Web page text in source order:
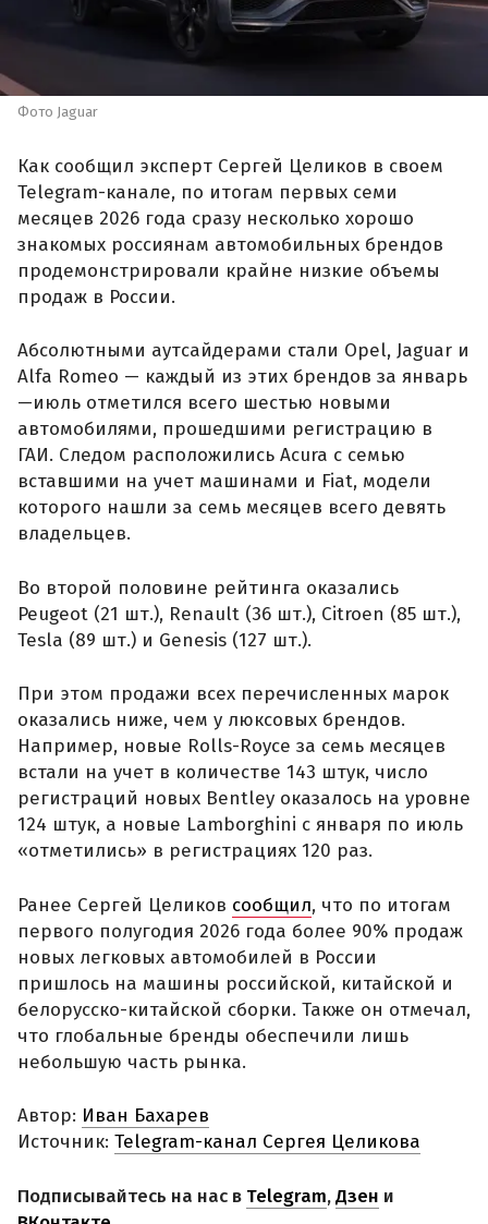
Фото Jaguar
Как сообщил эксперт Сергей Целиков в своем
Telegram-канале, по итогам первых семи
месяцев 2026 года сразу несколько хорошо
знакомых россиянам автомобильных брендов
продемонстрировали крайне низкие объемы
продаж в России.
Абсолютными аутсайдерами стали Opel, Jaguar и
Alfa Romeo — каждый из этих брендов за январь
—июль отметился всего шестью новыми
автомобилями, прошедшими регистрацию в
ГАИ. Следом расположились Acura с семью
вставшими на учет машинами и Fiat, модели
которого нашли за семь месяцев всего девять
владельцев.
Во второй половине рейтинга оказались
Peugeot (21 шт.), Renault (36 шт.), Citroen (85 шт.),
Tesla (89 шт.) и Genesis (127 шт.).
При этом продажи всех перечисленных марок
оказались ниже, чем у люксовых брендов.
Например, новые Rolls-Royce за семь месяцев
встали на учет в количестве 143 штук, число
регистраций новых Bentley оказалось на уровне
124 штук, а новые Lamborghini с января по июль
«отметились» в регистрациях 120 раз.
Ранее Сергей Целиков сообщил, что по итогам
первого полугодия 2026 года более 90% продаж
новых легковых автомобилей в России
пришлось на машины российской, китайской и
белорусско-китайской сборки. Также он отмечал,
что глобальные бренды обеспечили лишь
небольшую часть рынка.
Автор: Иван Бахарев
Источник: Telegram-канал Сергея Целикова
Подписывайтесь на нас в Telegram,Дзен и